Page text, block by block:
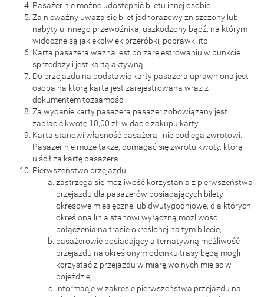
Pasażer nie możne udostępnić biletu innej osobie.
Za nieważny uważa się bilet jednorazowy zniszczony lub
nabyty u innego przewoźnika, uszkodzony bądź, na którym
widoczne są jakiekolwiek przeróbki, poprawki itp.
Karta pasażera ważna jest po zarejestrowaniu w punkcie
sprzedaży i jest kartą aktywną.
Do przejazdu na podstawie karty pasażera uprawniona jest
osoba na którą karta jest zarejestrowana wraz z
dokumentem tożsamości.
Za wydanie karty pasażera pasażer zobowiązany jest
zapłacić kwotę 10,00 zł. w dacie zakupu karty.
Karta stanowi własność pasażera i nie podlega zwrotowi.
Pasażer nie może także, domagać się zwrotu kwoty, którą
uiścił za kartę pasażera.
Pierwszeństwo przejazdu
zastrzega się możliwość korzystania z pierwszeństwa
przejazdu dla pasażerów posiadających bilety
okresowe miesięczne lub dwutygodniowe, dla których
określona linia stanowi wyłączną możliwość
połączenia na trasie określonej na tym bilecie,
pasażerowie posiadający alternatywną możliwość
przejazdu na określonym odcinku trasy będą mogli
korzystać z przejazdu w miarę wolnych miejsc w
pojeździe,
informacje w zakresie pierwszeństwa przejazdu na